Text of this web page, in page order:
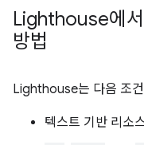
Lighthouse에
방법
Lighthouse는 다음 조
텍스트 기반 리소